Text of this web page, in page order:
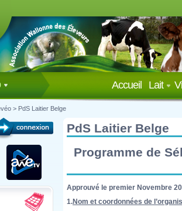
Lait
Accueil
> PdS Laitier Belge
PdS Laitier Belge
Programme de
Approuvé le premier Novembre
1.Nom et coordonnées de